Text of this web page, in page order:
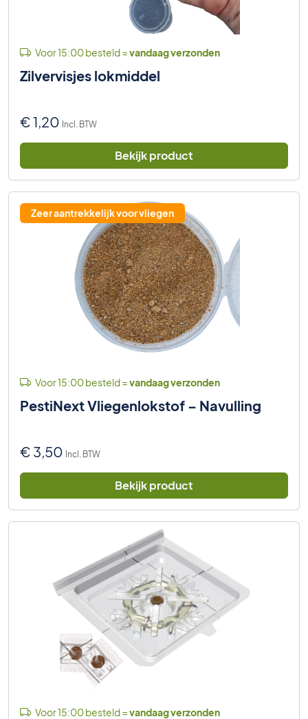
Voor 15:00 besteld =vandaag verzonden
Zilvervisjes lokmiddel
€1,20 Incl. BTW
Bekijk product
Zeer aantrekkelijk voor vliegen
Voor 15:00 besteld =vandaag verzonden
PestiNext Vliegenlokstof – Navulling
€ 3,50 Incl. BTW
Bekijk product
Voor 15:00 besteld =vandaag verzonden